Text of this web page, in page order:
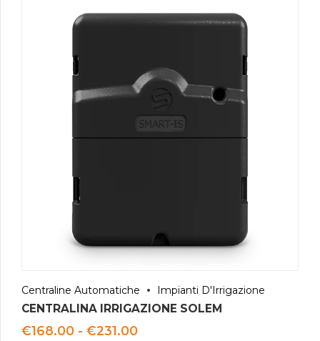
Centraline Automatiche Impianti D'Irrigazione
CENTRALINA IRRIGAZIONE SOLEM
€168.00 - €231.00Fascia